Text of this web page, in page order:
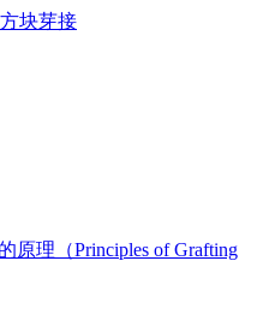
块芽接
原理（Principles of Grafting